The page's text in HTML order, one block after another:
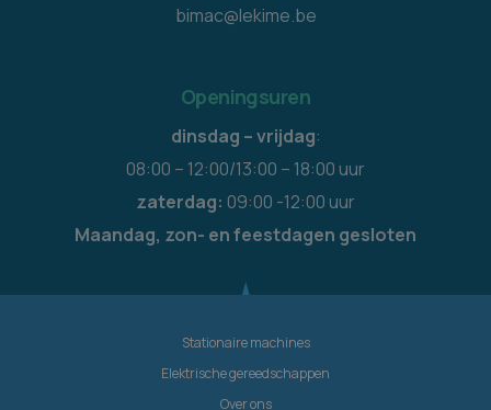
bimac@lekime.be
Openingsuren
dinsdag – vrijdag:
08:00 – 12:00/13:00 – 18:00 uur
zaterdag: 09:00 -12:00 uur
Maandag, zon- en feestdagen gesloten
Stationaire machines
Elektrische gereedschappen
Over ons